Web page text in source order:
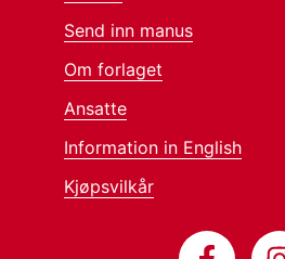
Send inn manus
Om forlaget
Ansatte
Information in English
Kjøpsvilkår